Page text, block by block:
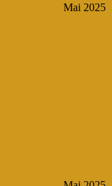
Mai 2025